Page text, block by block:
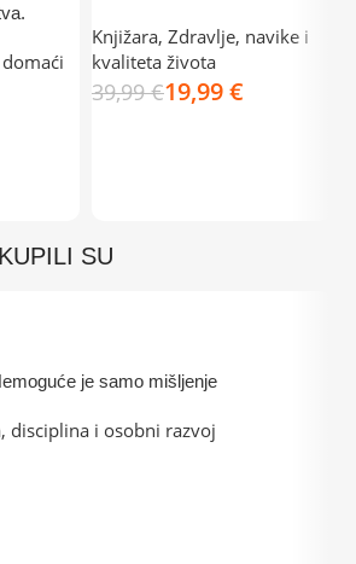
Knjižara, Zdravlje, navike i
kvaliteta života
39,99€19,99€
SU
je samo mišljenje
disciplina i osobni razvoj